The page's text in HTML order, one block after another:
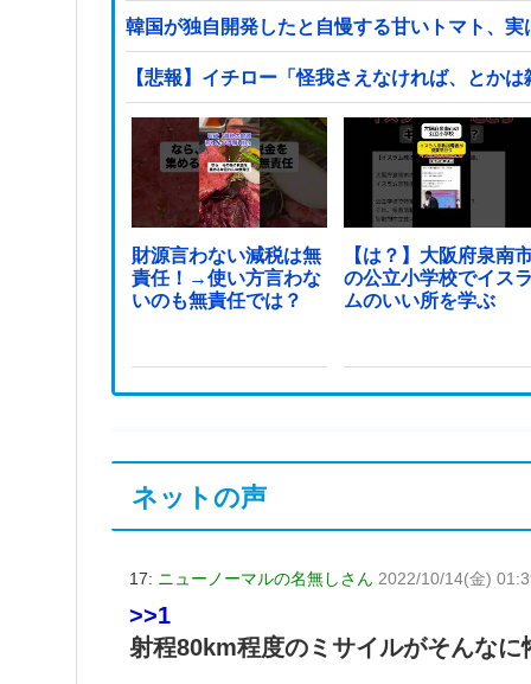
韓国が独自開発したと自慢する甘いトマト、
【悲報】イチロー「怪我さえなければ、とか
財源言わない減税は無
責任！→使い方言わな
いのも無責任では？
【は？】大阪府泉南
の公立小学校でイス
ムのいい所を学ぶ
ネットの声
17: ニューノーマルの名無しさん 2022/10/14(金)
>>1
射程80km程度のミサイルがそんなに